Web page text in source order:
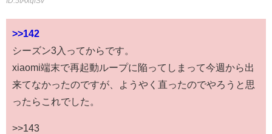
>>142
シーズン3入ってからです。
xiaomi端末で再起動ループに陥ってしまって今週から出
来てなかったのですが、ようやく直ったのでやろうと思
ったらこれでした。
>>143